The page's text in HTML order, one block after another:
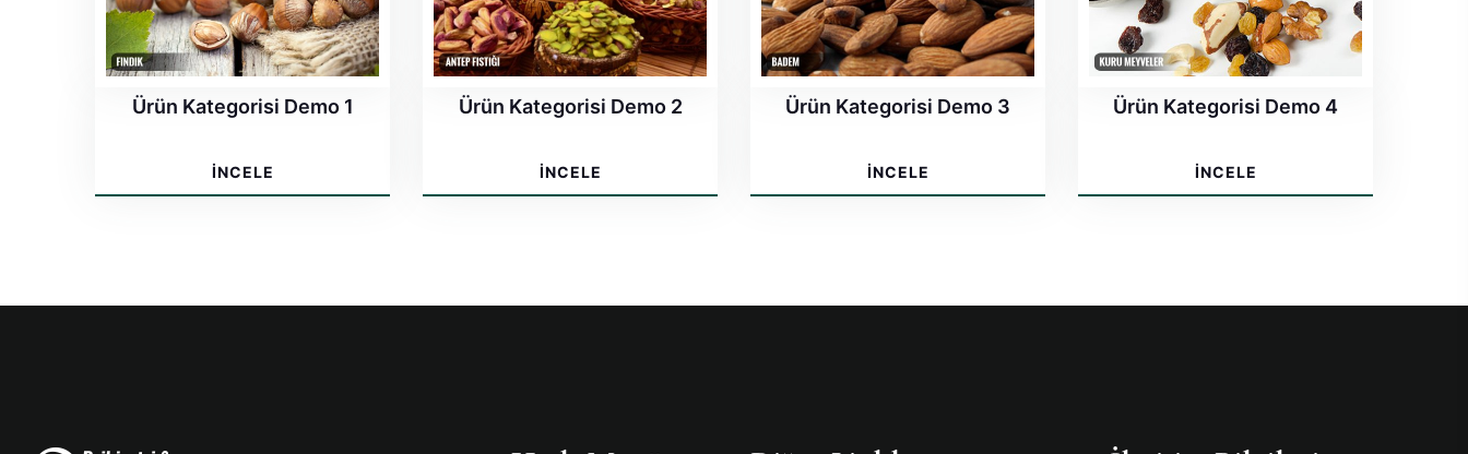
Ürün Kategorisi Demo 1
İNCELE
Ürün Kategorisi Demo 2
İNCELE
Ürün Kategorisi Demo 3
İNCELE
Ürün Kategorisi Demo 4
İNCELE